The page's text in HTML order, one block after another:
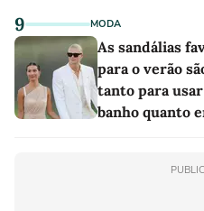
9 MODA
As sandálias
para o verão
tanto para
banho quanto